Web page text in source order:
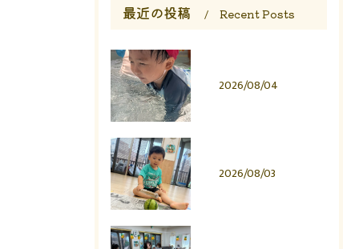
最近の投稿 Recent Posts
2026/08/04
2026/08/03